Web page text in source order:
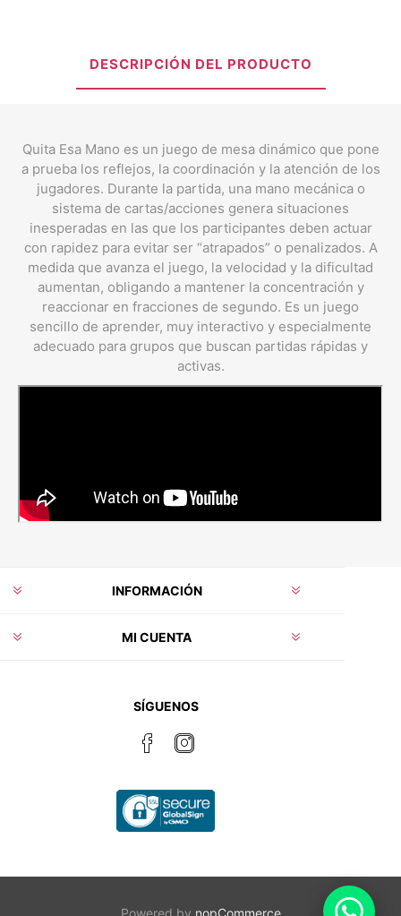
DESCRIPCIÓN DEL PRODUCTO
Quita Esa Mano es un juego de mesa dinámico que pone
a prueba los reflejos, la coordinación y la atención de los
jugadores. Durante la partida, una mano mecánica o
sistema de cartas/acciones genera situaciones
inesperadas en las que los participantes deben actuar
con rapidez para evitar ser “atrapados” o penalizados. A
medida que avanza el juego, la velocidad y la dificultad
aumentan, obligando a mantener la concentración y
reaccionar en fracciones de segundo. Es un juego
sencillo de aprender, muy interactivo y especialmente
adecuado para grupos que buscan partidas rápidas y
activas.
INFORMACIÓN
MI CUENTA
SÍGUENOS